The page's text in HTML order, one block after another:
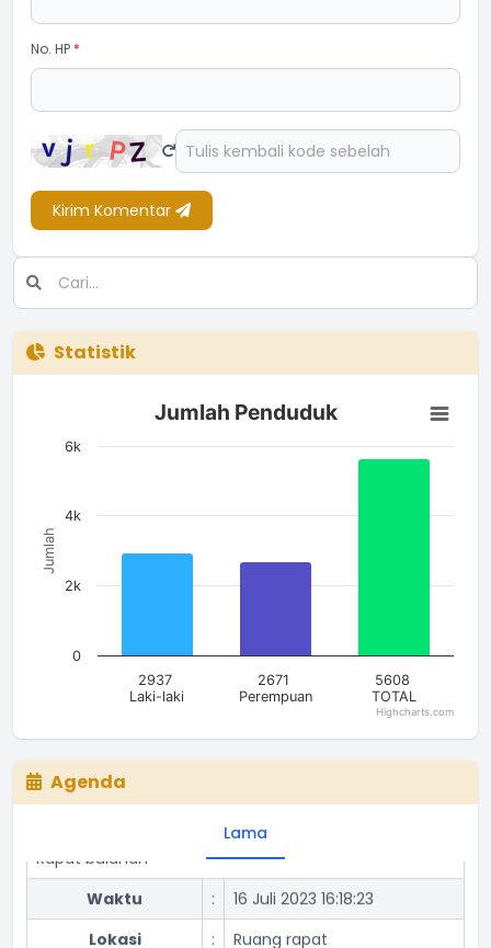
No. HP *
Kirim Komentar
Statistik
Jumlah Penduduk
Bar chart with 3 bars.
The chart has 1 X axis displaying categories.
The chart has 1 Y axis displaying Jumlah. Data ranges from
Jumlah
Jumlah Penduduk
2937
Laki-laki
2671
Perempuan
5608
TOTAL
0
2k
4k
6k
Highcharts.com
Agenda
Lama
Lokasi
:
Aula Desa
Koordinator
:
Waktu
:
16 Juli 2023 16:18:23
Lokasi
:
Ruang rapat